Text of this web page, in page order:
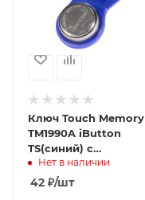
Ключ Touch Memory
TM1990A iButton
TS(синий) с
пластиковым
держателем.
Нет в наличии
42 ₽/шт